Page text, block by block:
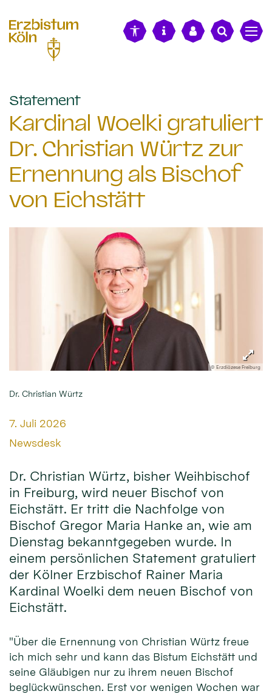
Statement:
Kardinal Woelki gratuliert
Dr. Christian Würtz zur
Ernennung als Bischof
von Eichstätt
© Erzdiözese Freiburg
Dr. Christian Würtz
Datum:
7. Juli 2026
Von:
Newsdesk
Dr. Christian Würtz, bisher Weihbischof
in Freiburg, wird neuer Bischof von
Eichstätt. Er tritt die Nachfolge von
Bischof Gregor Maria Hanke an, wie am
Dienstag bekanntgegeben wurde. In
einem persönlichen Statement gratuliert
der Kölner Erzbischof Rainer Maria
Kardinal Woelki dem neuen Bischof von
Eichstätt.
"Über die Ernennung von Christian Würtz freue
ich mich sehr und kann das Bistum Eichstätt und
seine Gläubigen nur zu ihrem neuen Bischof
beglückwünschen. Erst vor wenigen Wochen war